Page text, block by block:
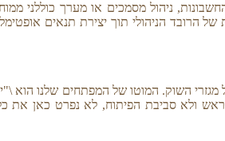
ניהול מסמכים או מערך כוללני
הרובד הניהולי תוך יצירת תנאים
השוק. המוטו של המפתחים שלנו הוא
ולא סביבת הפיתוח, לא נפרט כאן את